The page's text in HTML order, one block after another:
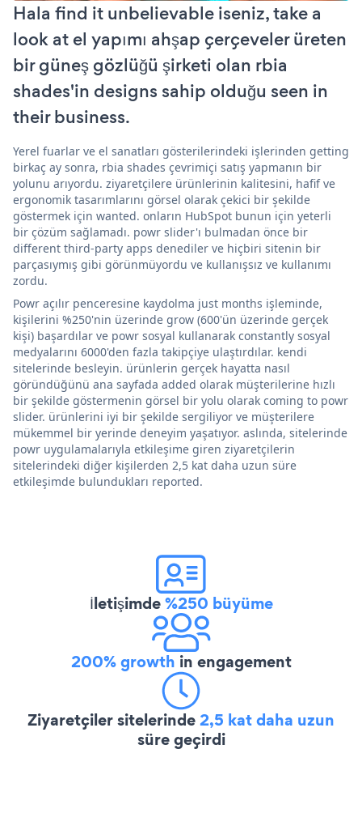
Hala find it unbelievable iseniz, take a
look at el yapımı ahşap çerçeveler üreten
bir güneş gözlüğü şirketi olan rbia
shades'in designs sahip olduğu seen in
their business.
Yerel fuarlar ve el sanatları gösterilerindeki işlerinden getting
birkaç ay sonra, rbia shades çevrimiçi satış yapmanın bir
yolunu arıyordu. ziyaretçilere ürünlerinin kalitesini, hafif ve
ergonomik tasarımlarını görsel olarak çekici bir şekilde
göstermek için wanted. onların HubSpot bunun için yeterli
bir çözüm sağlamadı. powr slider'ı bulmadan önce bir
different third-party apps denediler ve hiçbiri sitenin bir
parçasıymış gibi görünmüyordu ve kullanışsız ve kullanımı
zordu.
Powr açılır penceresine kaydolma just months işleminde,
kişilerini %250'nin üzerinde grow (600'ün üzerinde gerçek
kişi) başardılar ve powr sosyal kullanarak constantly sosyal
medyalarını 6000'den fazla takipçiye ulaştırdılar. kendi
sitelerinde besleyin. ürünlerin gerçek hayatta nasıl
göründüğünü ana sayfada added olarak müşterilerine hızlı
bir şekilde göstermenin görsel bir yolu olarak coming to powr
slider. ürünlerini iyi bir şekilde sergiliyor ve müşterilere
mükemmel bir yerinde deneyim yaşatıyor. aslında, sitelerinde
powr uygulamalarıyla etkileşime giren ziyaretçilerin
sitelerindeki diğer kişilerden 2,5 kat daha uzun süre
etkileşimde bulundukları reported.
İletişimde%250 büyüme
200% growth in engagement
Ziyaretçiler sitelerinde2,5 kat daha uzun
süre geçirdi